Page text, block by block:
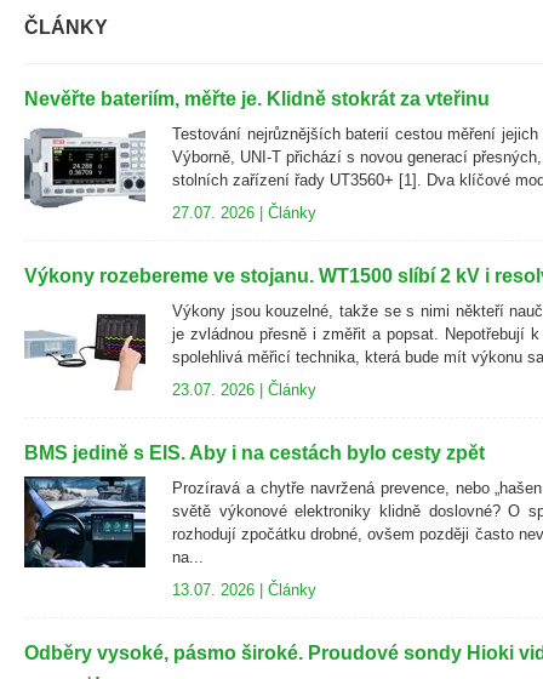
ČLÁNKY
Nevěřte bateriím, měřte je. Klidně stokrát za vteřinu
Testování nejrůznějších baterií cestou měření
Výborně, UNI-T přichází s novou generací
stolních zařízení řady UT3560+ [1]. Dva klíčové
27.07. 2026 | Články
Výkony rozebereme ve stojanu. WT1500 slíbí 2 kV i
Výkony jsou kouzelné, takže se s nimi někteří
je zvládnou přesně i změřit a popsat. Nepotřebují
spolehlivá měřicí technika, která bude mít výkonu
23.07. 2026 | Články
BMS jedině s EIS. Aby i na cestách bylo cesty zpět
Prozíravá a chytře navržená prevence, nebo
světě výkonové elektroniky klidně doslovné? O
rozhodují zpočátku drobné, ovšem později často
na...
13.07. 2026 | Články
Odběry vysoké, pásmo široké. Proudové sondy Hioki